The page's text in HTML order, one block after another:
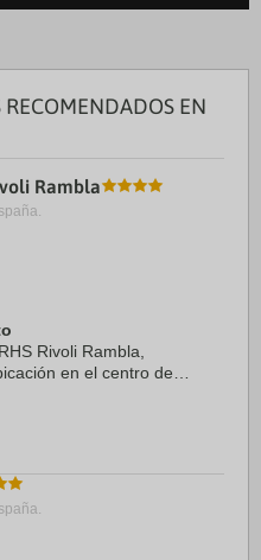
RECOMENDADOS EN
Rambla
Rivoli Rambla,
en el centro de
este hotel ...